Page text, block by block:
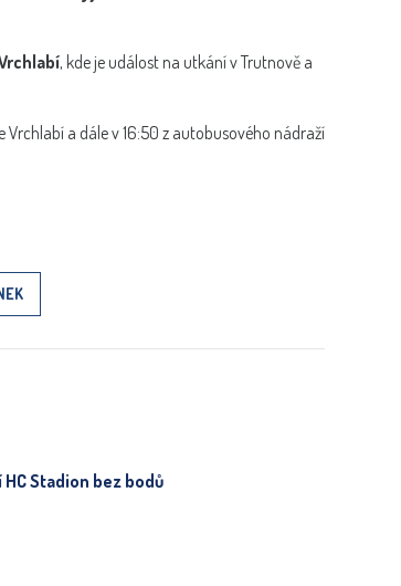
, kde je událost na utkání v Trutnově a
a dále v 16:50 z autobusového nádraží
Stadion bez bodů